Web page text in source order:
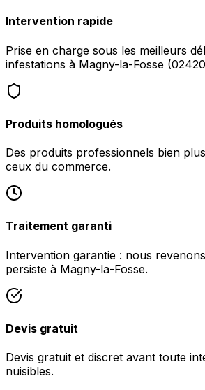
Intervention rapide
Prise en charge sous les meilleurs
infestations à Magny-la-Fosse
Produits homologués
Des produits professionnels bien
ceux du commerce.
Traitement garanti
Intervention garantie : nous
persiste à Magny-la-Fosse.
Devis gratuit
Devis gratuit et discret avant toute
nuisibles.